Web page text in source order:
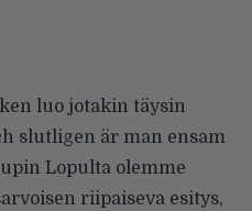
luo jotakin täysin
slutligen är man ensam
Lopulta olemme
riipaiseva esitys,